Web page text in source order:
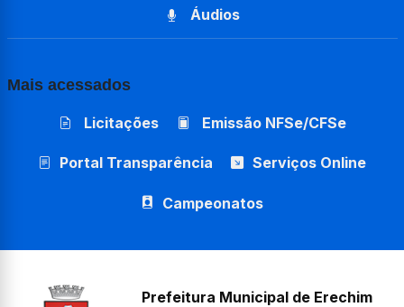
Áudios
Mais acessados
Licitações Emissão NFSe/CFSe
Portal Transparência Serviços Online
Campeonatos
Prefeitura Municipal de Erechim